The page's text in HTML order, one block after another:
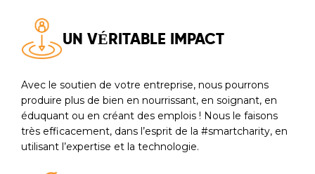
UN VÉRITABLE IMPACT
Avec le soutien de votre entreprise, nous pourrons
produire plus de bien en nourrissant, en soignant, en
éduquant ou en créant des emplois ! Nous le faisons
très efficacement, dans l’esprit de la #smartcharity, en
utilisant l’expertise et la technologie.